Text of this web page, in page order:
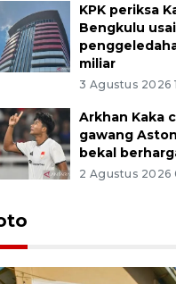
KPK periksa
Bengkulu usai
miliar
3 Agustus 2026
Arkhan Kaka
gawang
bekal
2 Agustus 2026